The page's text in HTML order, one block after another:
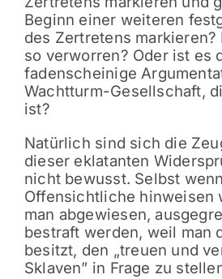
Beginn einer weiteren
des Zertretens markieren?
so verworren? Oder ist es
fadenscheinige
Wachtturm-Gesellschaft,
ist?
Natürlich sind sich die
dieser eklatanten
nicht bewusst. Selbst
Offensichtliche hinweisen
man abgewiesen,
bestraft werden, weil man
besitzt, den „treuen und
Sklaven” in Frage zu